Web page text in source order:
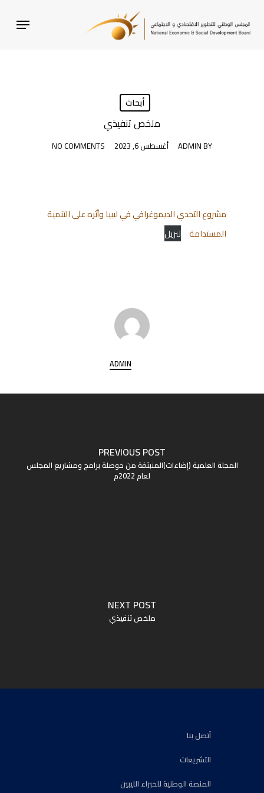
MENU
أبحاث
ملخص تنفيذي
BY
ADMIN أغسطس 6, 2023 NO COMMENTS
مشروع التحدي الديموغرافي في ليبيا وأثره على التنمية
المستدامة تنزيل
ADMIN
PREVIOUS POST
المجلة العلمية (إضاءات)المنبثقة من حوصلة برامج ومشاريع المجلس
لعام 2022م
NEXT POST
ملخص تنفيذي
أتصل بنا
التشريعات
المنصة الوطنية للخبراء الليبين